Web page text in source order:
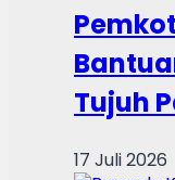
Tujuh
17 Juli 2026